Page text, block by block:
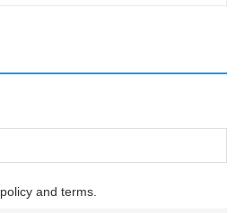
and terms.